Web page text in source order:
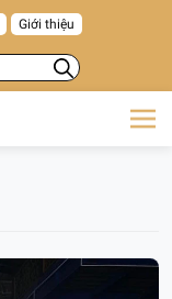
Giới thiệu